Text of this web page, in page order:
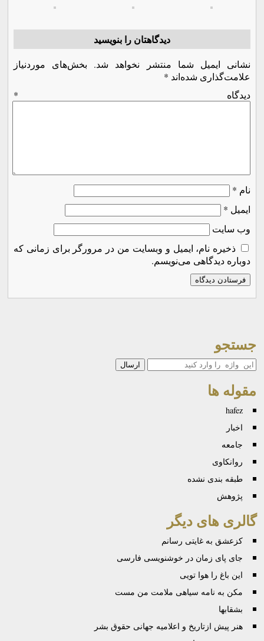
دیدگاهتان را بنویسید
نشانی ایمیل شما منتشر نخواهد شد.
بخش‌های موردنیاز
علامت‌گذاری شده‌اند *
دیدگاه *
نام *
ایمیل *
وب‌ سایت
ذخیره نام، ایمیل و وبسایت من در مرورگر برای زمانی که
دوباره دیدگاهی می‌نویسم.
جستجو
جستجو
مقوله ها
hafez
اخبار
جامعه
روانكاوی
طبقه بندی نشده
پژوهش
گالری های دیگر
کزعشق به غایتی رسانم
جای پای زمان در خوشنویسی فارسی
این باغ را هوا تویی
مکن به نامه سیاهی ملامت من مست
بشقابها
هنر پیش ازتاریخ و اعلامیه جهانی حقوق بشر